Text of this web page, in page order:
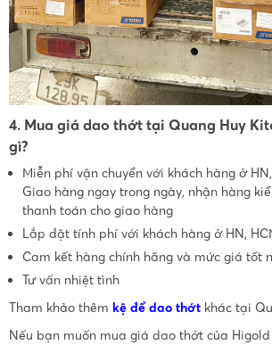
4. Mua giá dao thớt tại Quang Huy
gì?
Miễn phí vận chuyển với khách hàng ở
Giao hàng ngay trong ngày, nhận hàng
thanh toán cho giao hàng
Lắp đặt tính phí với khách hàng ở HN,
Cam kết hàng chính hãng và mức giá tốt
Tư vấn nhiệt tình
Tham khảo thêm kệ để dao thớtkhác tại
Nếu bạn muốn mua giá dao thớt của